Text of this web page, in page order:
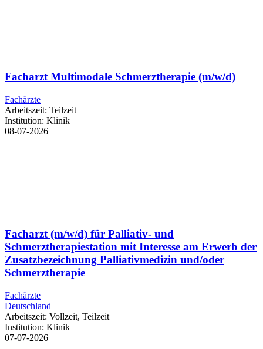
Facharzt Multimodale Schmerztherapie (m/w/d)
Fachärzte
Arbeitszeit: Teilzeit
Institution: Klinik
08-07-2026
Facharzt (m/w/d) für Palliativ- und
Schmerztherapiestation mit Interesse am Erwerb der
Zusatzbezeichnung Palliativmedizin und/oder
Schmerztherapie
Fachärzte
Deutschland
Arbeitszeit: Vollzeit, Teilzeit
Institution: Klinik
07-07-2026